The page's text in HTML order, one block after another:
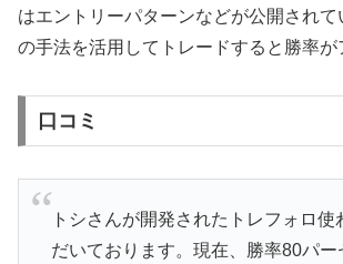
はエントリーパターンなどが公開されて
の手法を活用してトレードすると勝率が
口コミ
トシさんが開発されたトレフォロ使
だいております。現在、勝率80パー